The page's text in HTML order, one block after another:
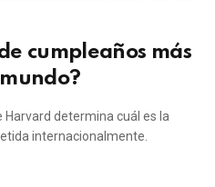
cumpleaños más
Harvard determina cuál es la
internacionalmente.